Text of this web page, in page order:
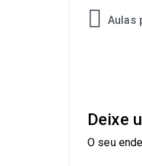
Aulas
Deixe
O seu